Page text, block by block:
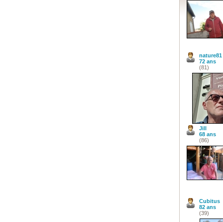
nature81
72 ans
(81)
Jill
68 ans
(86)
Cubitus
82 ans
(39)